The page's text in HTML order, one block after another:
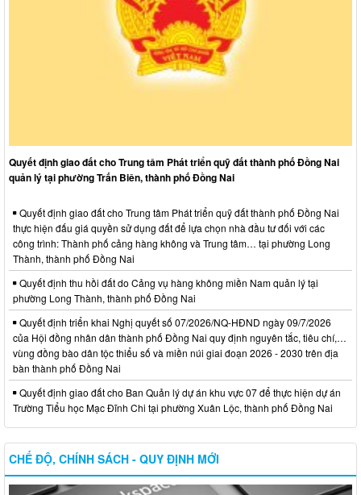
Quyết định giao đất cho Trung tâm Phát triển quỹ đất thành phố Đồng Nai
quản lý tại phường Trấn Biên, thành phố Đồng Nai
Quyết định giao đất cho Trung tâm Phát triển quỹ đất thành phố Đồng Nai
thực hiện đấu giá quyền sử dụng đất để lựa chọn nhà đầu tư đối với các
công trình: Thành phố cảng hàng không và Trung tâm… tại phường Long
Thành, thành phố Đồng Nai
Quyết định thu hồi đất do Cảng vụ hàng không miền Nam quản lý tại
phường Long Thành, thành phố Đồng Nai
Quyết định triển khai Nghị quyết số 07/2026/NQ-HĐND ngày 09/7/2026
của Hội đồng nhân dân thành phố Đồng Nai quy định nguyên tắc, tiêu chí,…
vùng đồng bào dân tộc thiểu số và miền núi giai đoạn 2026 - 2030 trên địa
bàn thành phố Đồng Nai
Quyết định giao đất cho Ban Quản lý dự án khu vực 07 để thực hiện dự án
Trường Tiểu học Mạc Đĩnh Chi tại phường Xuân Lộc, thành phố Đồng Nai
CHẾ ĐỘ, CHÍNH SÁCH - QUY ĐỊNH MỚI